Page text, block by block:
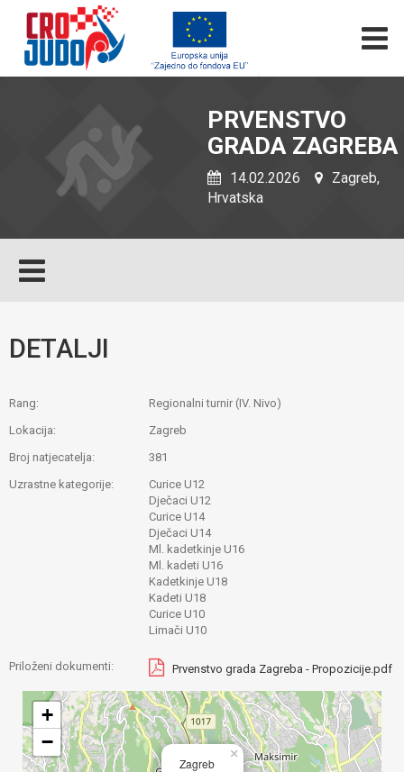
PRVENSTVO
GRADA ZAGREBA
14.02.2026
Zagreb,
Hrvatska
DETALJI
Rang:
Regionalni turnir (IV. Nivo)
Lokacija:
Zagreb
Broj natjecatelja:
381
Uzrastne kategorije:
Curice U12
Dječaci U12
Curice U14
Dječaci U14
Ml. kadetkinje U16
Ml. kadeti U16
Kadetkinje U18
Kadeti U18
Curice U10
Limači U10
Priloženi dokumenti: Prvenstvo grada Zagreba - Propozicije.pdf
Zagreb
×
+
−